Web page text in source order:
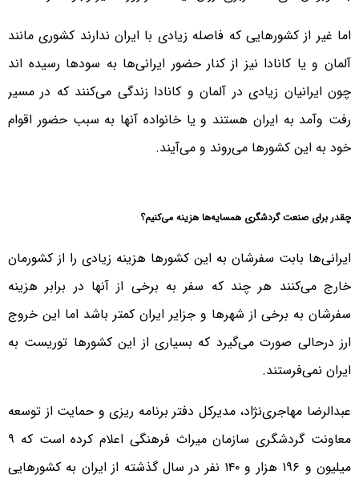
اما غیر از کشورهایی که فاصله زیادی با ایران ندارند کشوری مانند
آلمان و یا کانادا نیز از کنار حضور ایرانی‌ها به سودها رسیده اند
چون ایرانیان زیادی در آلمان و کانادا زندگی می‌کنند که در مسیر
رفت وآمد به ایران هستند و یا خانواده آنها به سبب حضور اقوام
خود به این کشورها می‌روند و می‌آیند.
چقدر برای صنعت گردشگری همسایه‌ها هزینه می‌کنیم؟
ایرانی‌ها بابت سفرشان به این کشورها هزینه زیادی را از کشورمان
خارج می‌کنند هر چند که سفر به برخی از آنها در برابر هزینه
سفرشان به برخی از شهرها و جزایر ایران کمتر باشد اما این خروج
ارز درحالی صورت می‌گیرد که بسیاری از این کشورها توریست به
ایران نمی‌فرستند.
عبدالرضا مهاجری‌نژاد، مدیرکل دفتر برنامه ریزی و حمایت از توسعه
معاونت گردشگری سازمان میراث فرهنگی اعلام کرده است که ۹
میلیون و ۱۹۶ هزار و ۱۴۰ نفر در سال گذشته از ایران به کشورهایی